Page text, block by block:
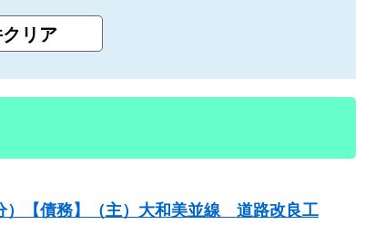
）【債務】（主）大和美並線 道路改良工